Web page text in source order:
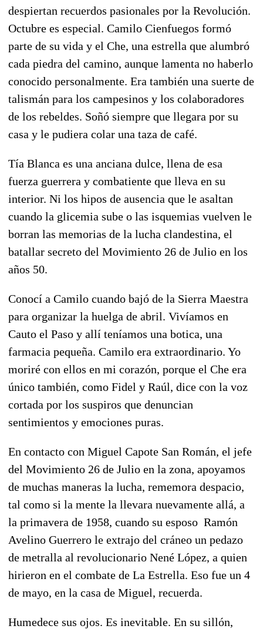
despiertan recuerdos pasionales por la Revolución.
Octubre es especial. Camilo Cienfuegos formó
parte de su vida y el Che, una estrella que alumbró
cada piedra del camino, aunque lamenta no haberlo
conocido personalmente. Era también una suerte de
talismán para los campesinos y los colaboradores
de los rebeldes. Soñó siempre que llegara por su
casa y le pudiera colar una taza de café.
Tía Blanca es una anciana dulce, llena de esa
fuerza guerrera y combatiente que lleva en su
interior. Ni los hipos de ausencia que le asaltan
cuando la glicemia sube o las isquemias vuelven le
borran las memorias de la lucha clandestina, el
batallar secreto del Movimiento 26 de Julio en los
años 50.
Conocí a Camilo cuando bajó de la Sierra Maestra
para organizar la huelga de abril. Vivíamos en
Cauto el Paso y allí teníamos una botica, una
farmacia pequeña. Camilo era extraordinario. Yo
moriré con ellos en mi corazón, porque el Che era
único también, como Fidel y Raúl, dice con la voz
cortada por los suspiros que denuncian
sentimientos y emociones puras.
En contacto con Miguel Capote San Román, el jefe
del Movimiento 26 de Julio en la zona, apoyamos
de muchas maneras la lucha, rememora despacio,
tal como si la mente la llevara nuevamente allá, a
la primavera de 1958, cuando su esposo Ramón
Avelino Guerrero le extrajo del cráneo un pedazo
de metralla al revolucionario Nené López, a quien
hirieron en el combate de La Estrella. Eso fue un 4
de mayo, en la casa de Miguel, recuerda.
Humedece sus ojos. Es inevitable. En su sillón,